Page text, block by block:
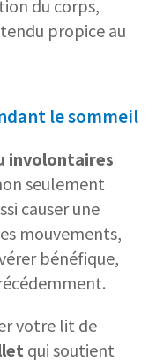
du corps,
propice au
le sommeil
involontaires
seulement
causer une
mouvements,
bénéfique,
votre lit de
qui soutient